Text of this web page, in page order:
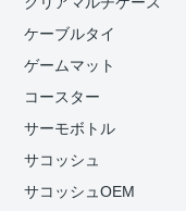
ケーブルタイ
ゲームマット
コースター
サーモボトル
サコッシュ
サコッシュOEM